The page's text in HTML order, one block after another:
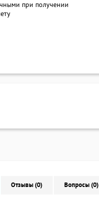
при получении
Отзывы (0) Вопросы (0)